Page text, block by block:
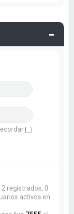
registrados, 0
activos en